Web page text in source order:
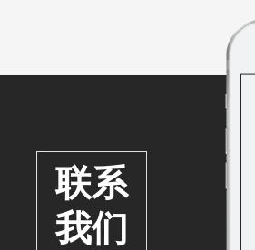
联系
我们